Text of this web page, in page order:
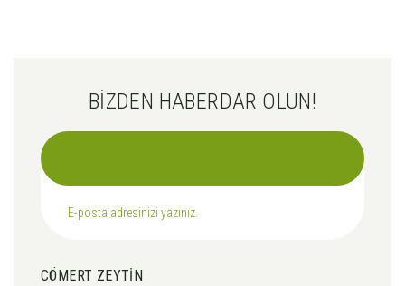
BİZDEN HABERDAR OLUN!
CÖMERT ZEYTİN